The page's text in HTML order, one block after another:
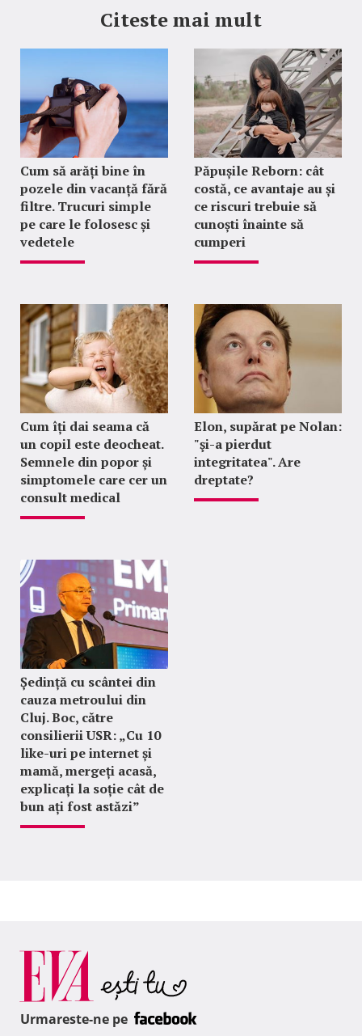
Citeste mai mult
Cum să arăți bine în
pozele din vacanță fără
filtre. Trucuri simple
pe care le folosesc și
vedetele
Păpușile Reborn: cât
costă, ce avantaje au și
ce riscuri trebuie să
cunoști înainte să
cumperi
Cum îți dai seama că
un copil este deocheat.
Semnele din popor și
simptomele care cer un
consult medical
Elon, supărat pe Nolan:
"şi-a pierdut
integritatea". Are
dreptate?
Ședință cu scântei din
cauza metroului din
Cluj. Boc, către
consilierii USR: „Cu 10
like-uri pe internet și
mamă, mergeți acasă,
explicați la soție cât de
bun ați fost astăzi”
Urmareste-ne pe